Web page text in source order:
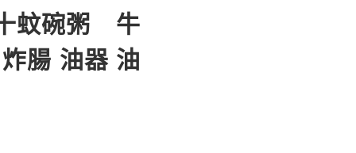
蚊碗粥 牛
腸 油器 油